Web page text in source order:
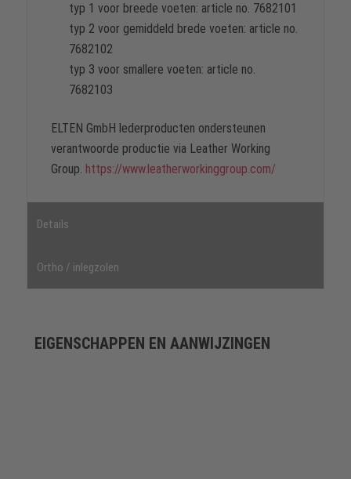
typ 1 voor breede voeten: article no. 7682101
typ 2 voor gemiddeld brede voeten: article no.
7682102
typ 3 voor smallere voeten: article no.
7682103
ELTEN GmbH lederproducten ondersteunen
verantwoorde productie via Leather Working
Group. https://www.leatherworkinggroup.com/
Details
Ortho / inlegzolen
EIGENSCHAPPEN EN AANWIJZINGEN